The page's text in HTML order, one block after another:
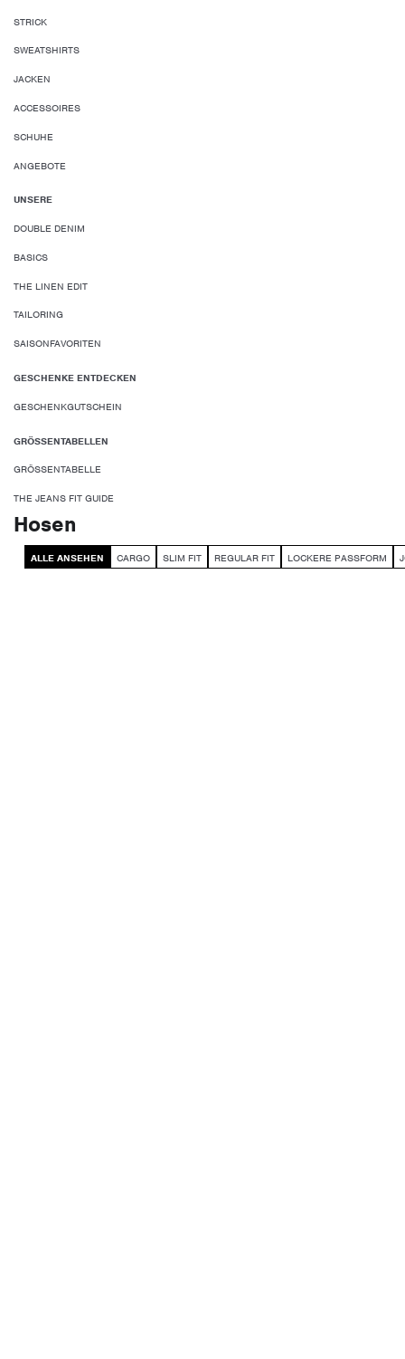
STRICK
SWEATSHIRTS
JACKEN
ACCESSOIRES
SCHUHE
ANGEBOTE
UNSERE
DOUBLE DENIM
BASICS
THE LINEN EDIT
TAILORING
SAISONFAVORITEN
GESCHENKE ENTDECKEN
GESCHENKGUTSCHEIN
GRÖSSENTABELLEN
GRÖSSENTABELLE
THE JEANS FIT GUIDE
Hosen
ALLE ANSEHEN CARGO SLIM FIT REGULAR FIT LOCKERE PASSFORM